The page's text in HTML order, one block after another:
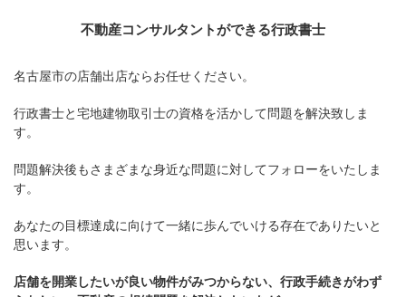
不動産コンサルタントができる行政書士
名古屋市の店舗出店ならお任せください。
行政書士と宅地建物取引士の資格を活かして問題を解決致しま
す。
問題解決後もさまざまな身近な問題に対してフォローをいたしま
す。
あなたの目標達成に向けて一緒に歩んでいける存在でありたいと
思います。
店舗を開業したいが良い物件がみつからない、行政手続きがわず